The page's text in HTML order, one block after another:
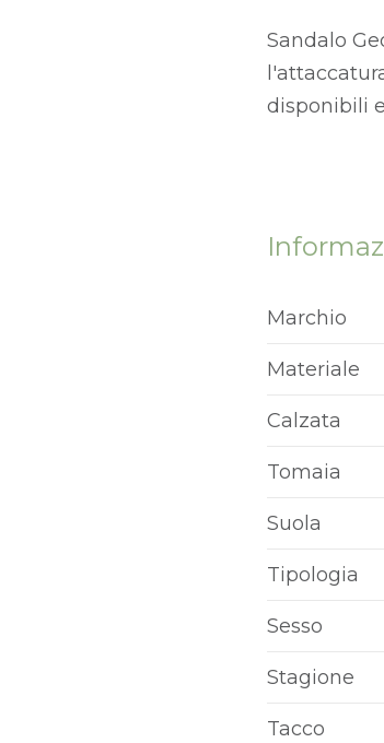
Sandalo
disponibili
Marchio
Materiale
Calzata
Tomaia
Suola
Tipologia
Sesso
Stagione
Tacco